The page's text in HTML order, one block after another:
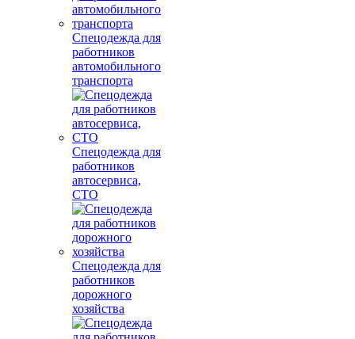
Спецодежда для
работников
автомобильного
транспорта
Спецодежда для
работников
автосервиса,
СТО
Спецодежда для
работников
дорожного
хозяйства